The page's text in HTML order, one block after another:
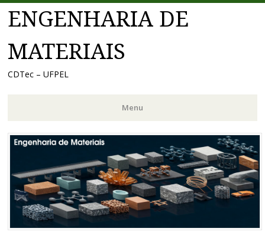
ENGENHARIA DE
MATERIAIS
CDTec – UFPEL
Menu
Pular
conteúdo